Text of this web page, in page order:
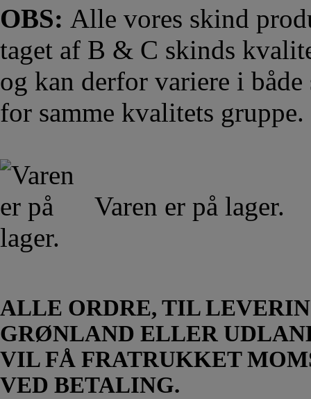
OBS: Alle vores skind
taget af B & C skinds
og kan derfor variere i
for samme kvalitets gruppe.
Varen er på lager.
ALLE ORDRE, TIL
GRØNLAND ELLER
VIL FÅ FRATRUKKET
VED BETALING.